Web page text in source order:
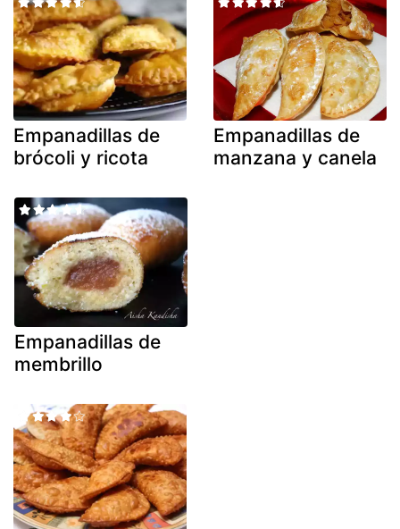
Empanadillas de
brócoli y ricota
Empanadillas de
manzana y canela
Empanadillas de
membrillo